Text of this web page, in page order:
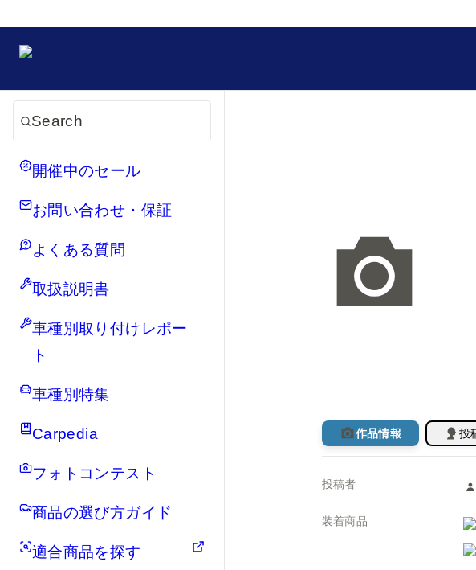
Search
開催中のセール
お問い合わせ・保証
よくある質問
取扱説明書
車種別取り付けレポー
ト
車種別特集
Carpedia
フォトコンテスト
商品の選び方ガイド
適合商品を探す
作品情報 投
投稿者
装着商品